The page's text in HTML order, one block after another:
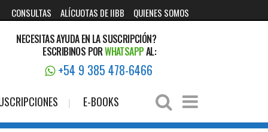
CONSULTAS ALÍCUOTAS DE IIBB QUIENES SOMOS
NECESITAS AYUDA EN LA SUSCRIPCIÓN?
ESCRIBINOS PORWHATSAPPAL:
+54 9 385 478-6466
E-BOOKS